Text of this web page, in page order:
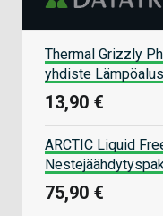
Thermal Grizzly
yhdiste
13,90 €
ARCTIC Liquid
75,90 €